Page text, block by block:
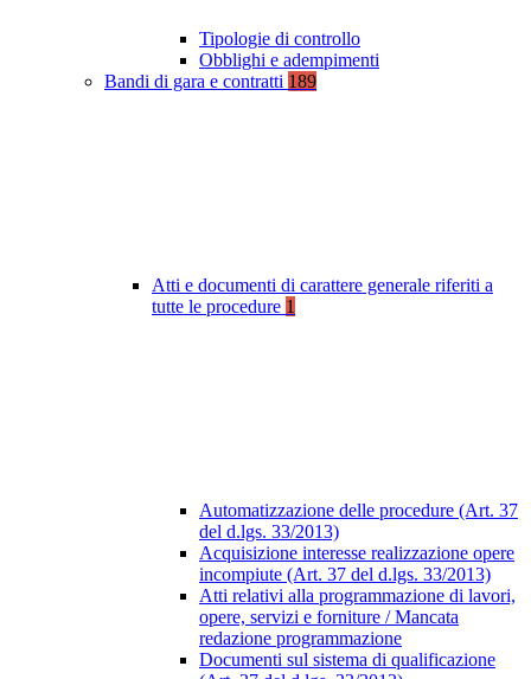
Tipologie di controllo
Obblighi e adempimenti
Bandi di gara e contratti 189
Atti e documenti di carattere generale riferiti a
tutte le procedure 1
Automatizzazione delle procedure (Art. 37
del d.lgs. 33/2013)
Acquisizione interesse realizzazione opere
incompiute (Art. 37 del d.lgs. 33/2013)
Atti relativi alla programmazione di lavori,
opere, servizi e forniture / Mancata
redazione programmazione
Documenti sul sistema di qualificazione